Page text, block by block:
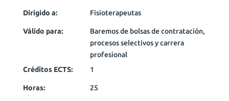
Dirigido a: Fisioterapeutas
Válido para:
Baremos de bolsas de contratación,
procesos selectivos y carrera
profesional
Créditos ECTS:
1
Horas: 25